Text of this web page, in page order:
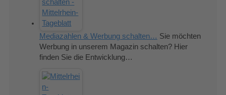
Mediazahlen & Werbung schalten… Sie möchten
Werbung in unserem Magazin schalten? Hier
finden Sie die Entwicklung…